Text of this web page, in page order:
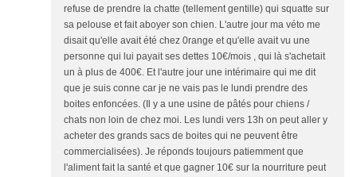
refuse de prendre la chatte (tellement gentille) qui squatte sur
sa pelouse et fait aboyer son chien. L'autre jour ma véto me
disait qu'elle avait été chez 0range et qu'elle avait vu une
personne qui lui payait ses dettes 10€/mois , qui là s'achetait
un à plus de 400€. Et l'autre jour une intérimaire qui me dit
que je suis conne car je ne vais pas le lundi prendre des
boites enfoncées. (Il y a une usine de pâtés pour chiens /
chats non loin de chez moi. Les lundi vers 13h on peut aller y
acheter des grands sacs de boites qui ne peuvent être
commercialisées). Je réponds toujours patiemment que
l'aliment fait la santé et que gagner 10€ sur la nourriture peut